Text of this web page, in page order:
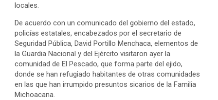
locales.
De acuerdo con un comunicado del gobierno del estado,
policías estatales, encabezados por el secretario de
Seguridad Pública, David Portillo Menchaca, elementos de
la Guardia Nacional y del Ejército visitaron ayer la
comunidad de El Pescado, que forma parte del ejido,
donde se han refugiado habitantes de otras comunidades
en las que han irrumpido presuntos sicarios de la Familia
Michoacana.